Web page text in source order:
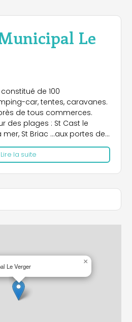
Le
de 100
car, tentes, caravanes.
de tous commerces.
des plages : St Cast le
St Briac ...aux portes de
: Dinan, St Malo, Cap
...
Lire la suite
Le Verger
×